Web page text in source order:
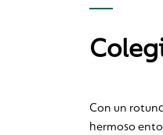
Con un
hermoso